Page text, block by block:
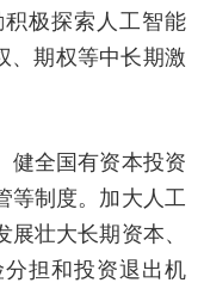
极探索人工智能
、期权等中长期激
健全国有资本投资
等制度。加大人工
壮大长期资本、
担和投资退出机